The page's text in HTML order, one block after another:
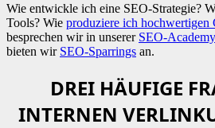
Wie entwickle ich eine SEO-Strategie?
Tools? Wie produziere ich hochwertigen
besprechen wir in unserer SEO-Academy
bieten wir SEO-Sparrings an.
DREI HÄUFIGE
INTERNEN